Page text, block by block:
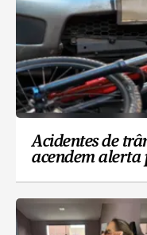
Acidentes de
acendem alerta